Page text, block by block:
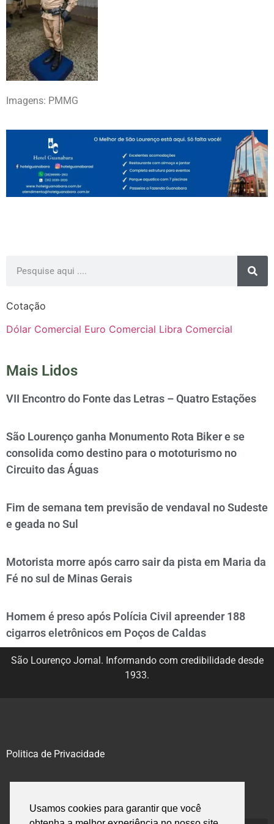
Usamos cookies para garantir que você
Imagens: PMMG
Cotação
Dólar Comercial Euro Comercial Libra Comercial
Mais Lidos
VII Encontro do Fonte das Letras – Quatro Estações
São Lourenço ganha Monumento Rota Biker e se
consolida como destino para o mototurismo no
Circuito das Águas
Fim de semana tem previsão de vendaval no Sudeste
e geada no Sul
Motorista morre após carro sair da pista em Maria da
Fé no sul de Minas Gerais
Homem é preso após Polícia Civil apreender 188
cigarros eletrônicos em Poços de Caldas
São Lourenço Jornal. Informando com credibilidade desde
1933.
Politica de Privacidade